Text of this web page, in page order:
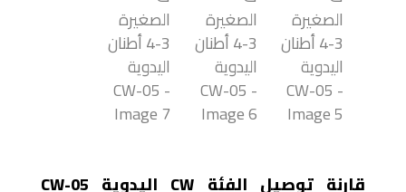
قارنة توصيل الفئة CW اليدوية CW-05